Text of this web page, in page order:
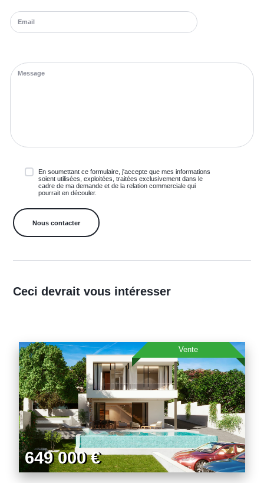
En soumettant ce formulaire, j'accepte que mes informations
soient utilisées, exploitées, traitées exclusivement dans le
cadre de ma demande et de la relation commerciale qui
pourrait en découler.
Ceci devrait vous intéresser
Vente
649 000 €